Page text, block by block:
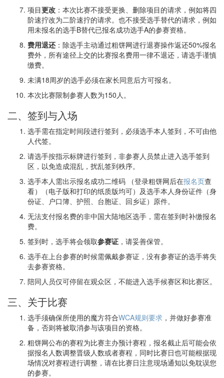
项目更改 ：本次比赛不接受更换、删除项目的请求，例如将四
阶速拧改为二阶速拧的请求。也不接受选手替代的请求，例如
用未报名的选手B替代已报名成功选手A的参赛资格。
费用退还：除选手主动通过粗饼网进行退赛操作返还50%报名
费外，所有途径上交的比赛报名费用一律不退还，请选手谨慎
缴费。
未满18周岁的选手必须在家长同意后方可报名。
本次比赛限制参赛人数为150人。
二、签到与入场
选手需在指定时间段进行签到，必须选手本人签到，不可由他
人代签。
请选手按指示标牌进行签到，非参赛人员禁止进入选手签到
区，以免造成混乱，扰乱签到秩序。
选手本人需出示报名成功二维码 （登录粗饼网后在报名页查
看）（电子版和打印的纸质版均可）及选手本人身份证件（身
份证、户口簿、护照、台胞证、回乡证）原件。
无法支付报名费的非中国大陆地区选手，需在签到时补缴报名
费。
签到时，选手将会领取参赛证 ，请妥善保管。
选手在上台参赛的时候需佩戴参赛证，没有参赛证的选手将失
去参赛资格。
陪同人员仅可停留在观众区，不能进入选手候赛区和比赛区。
三、关于比赛
选手须确保所使用的魔方符合WCA规则要求 ，并做好参赛准
备，否则将被取消参与该项目的资格。
粗饼网公布的赛程为比赛主办预计赛程，报名截止后可能会依
据报名人数调整晋级人数或者赛程，同时比赛日也可能根据现
场情况对赛程进行调整，请在比赛日注意现场通知以免耽误您
的参赛。